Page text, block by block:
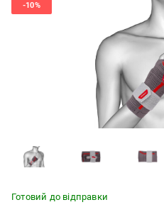
Готовий до відправки